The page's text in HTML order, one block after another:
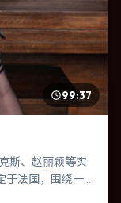
99:37
斯、赵丽颖等实
于法国，围绕一
务于主题，结